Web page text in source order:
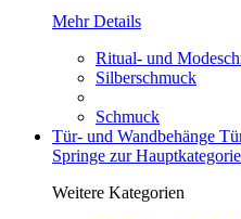
Mehr Details
Ritual- und
Silberschmuck
Schmuck
Tür- und Wandbehänge
Springe zur
Weitere Kategorien